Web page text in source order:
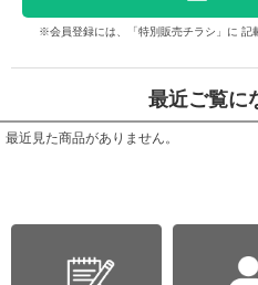
※会員登録には、「特別販売チラシ」に 記
最近ご覧に
最近見た商品がありません。